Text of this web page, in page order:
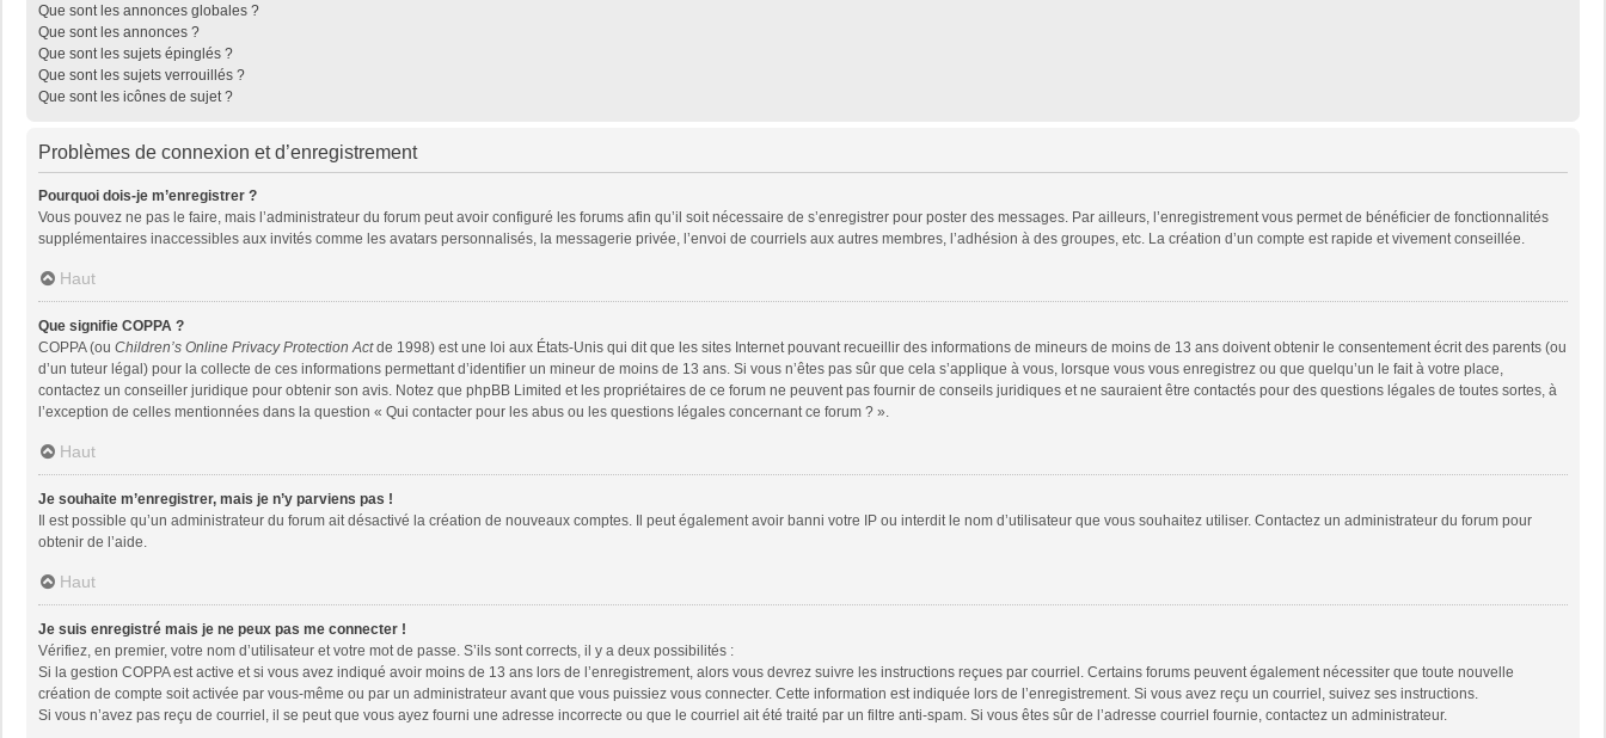
Que sont les annonces globales ?
Que sont les annonces ?
Que sont les sujets épinglés ?
Que sont les sujets verrouillés ?
Que sont les icônes de sujet ?
Problèmes de connexion et d’enregistrement
Pourquoi dois-je m’enregistrer ?
Vous pouvez ne pas le faire, mais l’administrateur du forum peut avoir configuré les forums afin qu’il soit nécessaire de s’enregistrer pour poster des messages. Par ailleurs, l’enregistrement vous permet de bénéficier de fonctionnalités
supplémentaires inaccessibles aux invités comme les avatars personnalisés, la messagerie privée, l’envoi de courriels aux autres membres, l’adhésion à des groupes, etc. La création d’un compte est rapide et vivement conseillée.
Haut
Que signifie COPPA ?
COPPA (ou Children’s Online Privacy Protection Actde 1998) est une loi aux États-Unis qui dit que les sites Internet pouvant recueillir des informations de mineurs de moins de 13 ans doivent obtenir le consentement écrit des parents (ou
d’un tuteur légal) pour la collecte de ces informations permettant d’identifier un mineur de moins de 13 ans. Si vous n’êtes pas sûr que cela s’applique à vous, lorsque vous vous enregistrez ou que quelqu’un le fait à votre place,
contactez un conseiller juridique pour obtenir son avis. Notez que phpBB Limited et les propriétaires de ce forum ne peuvent pas fournir de conseils juridiques et ne sauraient être contactés pour des questions légales de toutes sortes, à
l’exception de celles mentionnées dans la question « Qui contacter pour les abus ou les questions légales concernant ce forum ? ».
Haut
Je souhaite m’enregistrer, mais je n’y parviens pas !
Il est possible qu’un administrateur du forum ait désactivé la création de nouveaux comptes. Il peut également avoir banni votre IP ou interdit le nom d’utilisateur que vous souhaitez utiliser. Contactez un administrateur du forum pour
obtenir de l’aide.
Haut
Je suis enregistré mais je ne peux pas me connecter !
Vérifiez, en premier, votre nom d’utilisateur et votre mot de passe. S’ils sont corrects, il y a deux possibilités :
Si la gestion COPPA est active et si vous avez indiqué avoir moins de 13 ans lors de l’enregistrement, alors vous devrez suivre les instructions reçues par courriel. Certains forums peuvent également nécessiter que toute nouvelle
création de compte soit activée par vous-même ou par un administrateur avant que vous puissiez vous connecter. Cette information est indiquée lors de l’enregistrement. Si vous avez reçu un courriel, suivez ses instructions.
Si vous n’avez pas reçu de courriel, il se peut que vous ayez fourni une adresse incorrecte ou que le courriel ait été traité par un filtre anti-spam. Si vous êtes sûr de l’adresse courriel fournie, contactez un administrateur.